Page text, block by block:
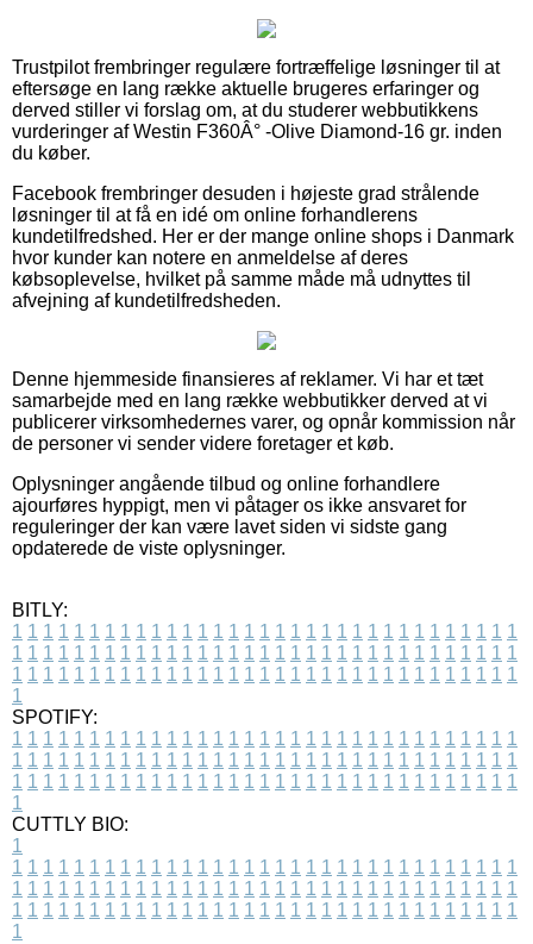
Trustpilot frembringer regulære fortræffelige løsninger til at
eftersøge en lang række aktuelle brugeres erfaringer og
derved stiller vi forslag om, at du studerer webbutikkens
vurderinger af Westin F360Â° -Olive Diamond-16 gr. inden
du køber.
Facebook frembringer desuden i højeste grad strålende
løsninger til at få en idé om online forhandlerens
kundetilfredshed. Her er der mange online shops i Danmark
hvor kunder kan notere en anmeldelse af deres
købsoplevelse, hvilket på samme måde må udnyttes til
afvejning af kundetilfredsheden.
Denne hjemmeside finansieres af reklamer. Vi har et tæt
samarbejde med en lang række webbutikker derved at vi
publicerer virksomhedernes varer, og opnår kommission når
de personer vi sender videre foretager et køb.
Oplysninger angående tilbud og online forhandlere
ajourføres hyppigt, men vi påtager os ikke ansvaret for
reguleringer der kan være lavet siden vi sidste gang
opdaterede de viste oplysninger.
BITLY:
1 1 1 1 1 1 1 1 1 1 1 1 1 1 1 1 1 1 1 1 1 1 1 1 1 1 1 1 1 1 1 1 1
1 1 1 1 1 1 1 1 1 1 1 1 1 1 1 1 1 1 1 1 1 1 1 1 1 1 1 1 1 1 1 1 1
1 1 1 1 1 1 1 1 1 1 1 1 1 1 1 1 1 1 1 1 1 1 1 1 1 1 1 1 1 1 1 1 1
1
SPOTIFY:
1 1 1 1 1 1 1 1 1 1 1 1 1 1 1 1 1 1 1 1 1 1 1 1 1 1 1 1 1 1 1 1 1
1 1 1 1 1 1 1 1 1 1 1 1 1 1 1 1 1 1 1 1 1 1 1 1 1 1 1 1 1 1 1 1 1
1 1 1 1 1 1 1 1 1 1 1 1 1 1 1 1 1 1 1 1 1 1 1 1 1 1 1 1 1 1 1 1 1
1
CUTTLY BIO:
1
1 1 1 1 1 1 1 1 1 1 1 1 1 1 1 1 1 1 1 1 1 1 1 1 1 1 1 1 1 1 1 1 1
1 1 1 1 1 1 1 1 1 1 1 1 1 1 1 1 1 1 1 1 1 1 1 1 1 1 1 1 1 1 1 1 1
1 1 1 1 1 1 1 1 1 1 1 1 1 1 1 1 1 1 1 1 1 1 1 1 1 1 1 1 1 1 1 1 1
1